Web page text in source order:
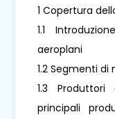
1 Copertura
1.1
aeroplani
1.2 Segmenti
1.3
principali